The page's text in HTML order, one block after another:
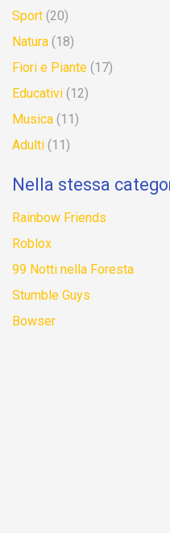
Sport (20)
Natura (18)
Fiori e Piante (17)
Educativi (12)
Musica (11)
Adulti (11)
Nella stessa
Rainbow Friends
Roblox
99 Notti nella Foresta
Stumble Guys
Bowser